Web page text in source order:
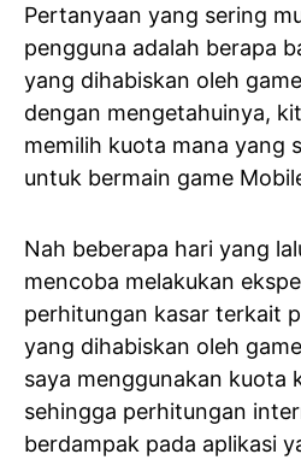
Pertanyaan yang sering
pengguna adalah berapa
yang dihabiskan oleh
dengan mengetahuinya,
memilih kuota mana yang
untuk bermain game
Nah beberapa hari yang
mencoba melakukan
perhitungan kasar terkait
yang dihabiskan oleh
saya menggunakan kuota
sehingga perhitungan
berdampak pada aplikasi